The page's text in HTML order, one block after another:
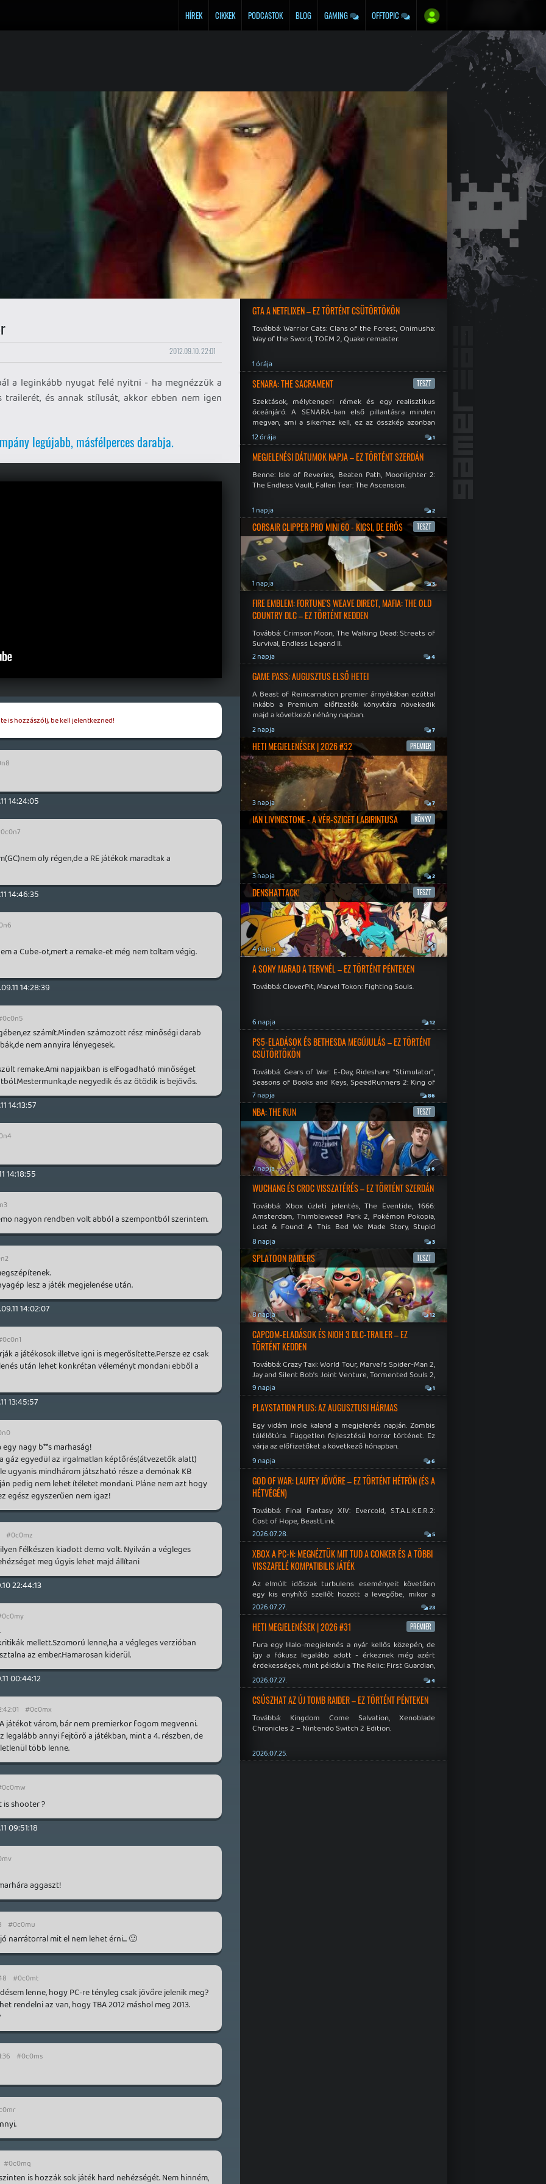
HÍREK CIKKEK PODCASTOK BLOG GAMING OFFTOPIC
2012.09.10. 22:01
a leginkább nyugat felé nyitni - ha megnézzük a
trailerét, és annak stílusát, akkor ebben nem igen
legújabb, másfélperces darabja.
is hozzászólj, be kell jelentkezned!
14:24:05
oly régen,de a RE játékok maradtak a
14:46:35
a Cube-ot,mert a remake-et még nem toltam végig.
14:28:39
számít.Minden számozott rész minőségi darab
nem annyira lényegesek.
remake.Ami napjaikban is elfogadható minőséget
negyedik és az ötödik is bejövős.
14:13:57
14:18:55
nagyon rendben volt abból a szempontból szerintem.
lesz a játék megjelenése után.
14:02:07
a játékosok illetve igni is megerősítette.Persze ez csak
után lehet konkrétan véleményt mondani ebből a
13:45:57
nagy b**s marhaság!
gáz egyedül az irgalmatlan képtőrés(átvezetők alatt)
ugyanis mindhárom játszható része a demónak KB
pedig nem lehet ítéletet mondani. Pláne nem azt hogy
egész egyszerűen nem igaz!
#0c0mz
félkészen kiadott demo volt. Nyilván a végleges
meg úgyis lehet majd állítani
22:44:13
mellett.Szomorú lenne,ha a végleges verzióban
az ember.Hamarosan kiderül.
00:44:12
#0c0mx
játékot várom, bár nem premierkor fogom megvenni.
legalább annyi fejtörő a játékban, mint a 4. részben, de
több lenne.
is shooter ?
09:51:18
aggaszt!
#0c0mu
narrátorral mit el nem lehet érni... 🙂
#0c0mt
lenne, hogy PC-re tényleg csak jövőre jelenik meg?
rendelni az van, hogy TBA 2012 máshol meg 2013.
#0c0ms
#0c0mq
is hozzák sok játék hard nehézségét. Nem hinném,
GTA A NETFLIXEN – EZ TÖRTÉNT CSÜTÖRTÖKÖN
Továbbá: Warrior Cats: Clans of the Forest, Onimusha:
Way of the Sword, TOEM 2, Quake remaster.
1 órája
SENARA: THE SACRAMENT TESZT
Szektások, mélytengeri rémek és egy realisztikus
óceánjáró. A SENARA-ban első pillantásra minden
megvan, ami a sikerhez kell, ez az összkép azonban
becsapós.
12 órája 1
MEGJELENÉSI DÁTUMOK NAPJA – EZ TÖRTÉNT SZERDÁN
Benne: Isle of Reveries, Beaten Path, Moonlighter 2:
The Endless Vault, Fallen Tear: The Ascension.
1 napja 2
CORSAIR CLIPPER PRO MINI 60 - KICSI, DE ERŐS TESZT
1 napja 3
FIRE EMBLEM: FORTUNE'S WEAVE DIRECT, MAFIA: THE OLD
COUNTRY DLC – EZ TÖRTÉNT KEDDEN
Továbbá: Crimson Moon, The Walking Dead: Streets of
Survival, Endless Legend II.
2 napja 4
GAME PASS: AUGUSZTUS ELSŐ HETEI
A Beast of Reincarnation premier árnyékában ezúttal
inkább a Premium előfizetők könyvtára növekedik
majd a következő néhány napban.
2 napja 7
HETI MEGJELENÉSEK | 2026 #32 PREMIER
3 napja 7
IAN LIVINGSTONE - A VÉR-SZIGET LABIRINTUSA KÖNYV
3 napja 2
DENSHATTACK! TESZT
4 napja 9
A SONY MARAD A TERVNÉL – EZ TÖRTÉNT PÉNTEKEN
Továbbá: CloverPit, Marvel Tokon: Fighting Souls.
6 napja 12
PS5-ELADÁSOK ÉS BETHESDA MEGÚJULÁS – EZ TÖRTÉNT
CSÜTÖRTÖKÖN
Továbbá: Gears of War: E-Day, Rideshare "Stimulator",
Seasons of Books and Keys, SpeedRunners 2: King of
Speed.
7 napja 86
NBA: THE RUN TESZT
7 napja 6
WUCHANG ÉS CROC VISSZATÉRÉS – EZ TÖRTÉNT SZERDÁN
Továbbá: Xbox üzleti jelentés, The Eventide, 1666:
Amsterdam, Thimbleweed Park 2, Pokémon Pokopia,
Lost & Found: A This Bed We Made Story, Stupid
Never Dies.
8 napja 3
SPLATOON RAIDERS TESZT
8 napja 12
CAPCOM-ELADÁSOK ÉS NIOH 3 DLC-TRAILER – EZ
TÖRTÉNT KEDDEN
Továbbá: Crazy Taxi: World Tour, Marvel's Spider-Man 2,
Jay and Silent Bob's Joint Venture, Tormented Souls 2,
No More Room in Hell, Slain 2: The Beast Within.
9 napja 1
PLAYSTATION PLUS: AZ AUGUSZTUSI HÁRMAS
Egy vidám indie kaland a megjelenés napján. Zombis
túlélőtúra. Független fejlesztésű horror történet. Ez
várja az előfizetőket a következő hónapban.
9 napja 6
GOD OF WAR: LAUFEY JÖVŐRE – EZ TÖRTÉNT HÉTFŐN (ÉS A
HÉTVÉGÉN)
Továbbá: Final Fantasy XIV: Evercold, S.T.A.L.K.E.R.2:
Cost of Hope, BeastLink.
2026.07.28. 5
XBOX A PC-N: MEGNÉZTÜK MIT TUD A CONKER ÉS A TÖBBI
VISSZAFELÉ KOMPATIBILIS JÁTÉK
Az elmúlt időszak turbulens eseményeit követően
egy kis enyhítő szellőt hozott a levegőbe, mikor a
Microsoft bejelentette, hogy PC-re is kiterjesztik az
Xbox Original visszafelé kompatibilitást. Lássuk,
meddig jutottak...
2026.07.27. 23
HETI MEGJELENÉSEK | 2026 #31 PREMIER
Fura egy Halo-megjelenés a nyár kellős közepén, de
így a fókusz legalább adott - érkeznek még azért
érdekességek, mint például a The Relic: First Guardian,
a Xenoblade Chronicles 2 és a Dispatch új átiratai vagy
éppen a Mistfall Hunter
2026.07.27. 4
CSÚSZHAT AZ ÚJ TOMB RAIDER – EZ TÖRTÉNT PÉNTEKEN
Továbbá: Kingdom Come Salvation, Xenoblade
Chronicles 2 – Nintendo Switch 2 Edition.
2026.07.25.